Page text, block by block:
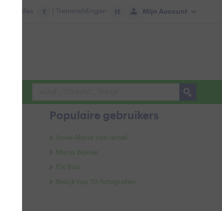
Mijn Account
Files 1 | Treinmeldingen 11
Populaire gebruikers
Anne-Marie van Iersel
Marja Bakker
Els Bax
Bekijk top 10 fotografen